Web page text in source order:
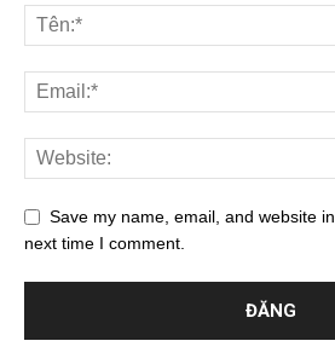
Save my name, email, and website
next time I comment.